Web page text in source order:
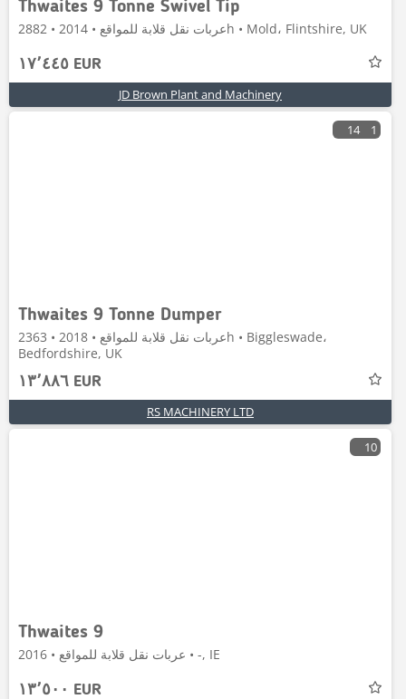
Thwaites 9 Tonne Swivel Tip
عربات نقل قلابة للمواقع • 2014 • 2882h • Mold، Flintshire, UK
١٧٬٤٤٥ EUR
JD Brown Plant and Machinery
14 1
Thwaites 9 Tonne Dumper
عربات نقل قلابة للمواقع • 2018 • 2363h • Biggleswade،
Bedfordshire, UK
١٣٬٨٨٦ EUR
RS MACHINERY LTD
10
Thwaites 9
عربات نقل قلابة للمواقع • 2016 • -, IE
١٣٬٥٠٠ EUR